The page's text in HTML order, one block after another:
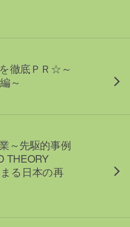
徹底ＰＲ☆～
～
～先駆的事例
THEORY
る日本の再